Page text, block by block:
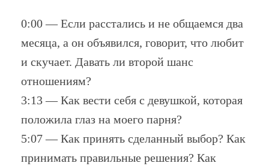
0:00 — Если расстались и не общаемся два
месяца, а он объявился, говорит, что любит
и скучает. Давать ли второй шанс
отношениям?
3:13 — Как вести себя с девушкой, которая
положила глаз на моего парня?
5:07 — Как принять сделанный выбор? Как
принимать правильные решения? Как